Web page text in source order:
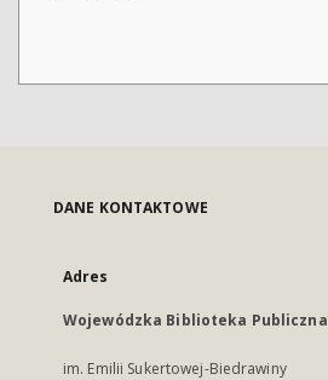
DANE KONTAKTOWE
Adres
Wojewódzka Biblioteka Publiczna
im. Emilii Sukertowej-Biedrawiny